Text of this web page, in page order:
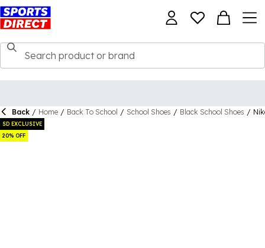
Back / Home / Back To School / School Shoes / Black School Shoes /
SD EXCLUSIVE
20% OFF